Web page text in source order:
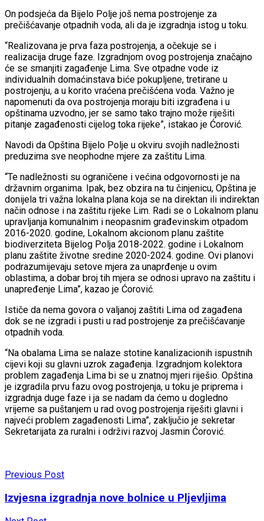
On podsjeća da Bijelo Polje još nema postrojenje za
prečišćavanje otpadnih voda, ali da je izgradnja istog u toku.
“Realizovana je prva faza postrojenja, a očekuje se i
realizacija druge faze. Izgradnjom ovog postrojenja značajno
će se smanjiti zagađenje Lima. Sve otpadne vode iz
individualnih domaćinstava biće pokupljene, tretirane u
postrojenju, a u korito vraćena prečišćena voda. Važno je
napomenuti da ova postrojenja moraju biti izgrađena i u
opštinama uzvodno, jer se samo tako trajno može riješiti
pitanje zagađenosti cijelog toka rijeke”, istakao je Ćorović.
Navodi da Opština Bijelo Polje u okviru svojih nadležnosti
preduzima sve neophodne mjere za zaštitu Lima.
“Te nadležnosti su ograničene i većina odgovornosti je na
državnim organima. Ipak, bez obzira na tu činjenicu, Opština je
donijela tri važna lokalna plana koja se na direktan ili indirektan
način odnose i na zaštitu rijeke Lim. Radi se o Lokalnom planu
upravljanja komunalnim i neopasnim građevinskim otpadom
2016-2020. godine, Lokalnom akcionom planu zaštite
biodiverziteta Bijelog Polja 2018-2022. godine i Lokalnom
planu zaštite životne sredine 2020-2024. godine. Ovi planovi
podrazumijevaju setove mjera za unaprđenje u ovim
oblastima, a dobar broj tih mjera se odnosi upravo na zaštitu i
unapređenje Lima”, kazao je Ćorović.
Ističe da nema govora o valjanoj zaštiti Lima od zagađena
dok se ne izgradi i pusti u rad postrojenje za prečišćavanje
otpadnih voda.
“Na obalama Lima se nalaze stotine kanalizacionih ispustnih
cijevi koji su glavni uzrok zagađenja. Izgradnjom kolektora
problem zagađenja Lima bi se u znatnoj mjeri riješio. Opština
je izgradila prvu fazu ovog postrojenja, u toku je priprema i
izgradnja duge faze i ja se nadam da ćemo u dogledno
vrijeme sa puštanjem u rad ovog postrojenja riješiti glavni i
najveći problem zagađenosti Lima”, zaključio je sekretar
Sekretarijata za ruralni i održivi razvoj Jasmin Ćorović.
Previous Post
Izvjesna izgradnja nove bolnice u Pljevljima